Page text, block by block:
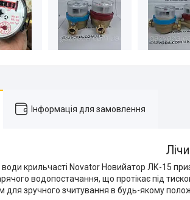
Інформація для замовлення
крильчасті Novator Новийатор ЛК-15
водопостачання, що протікає під
для зручного зчитування в будь-якому